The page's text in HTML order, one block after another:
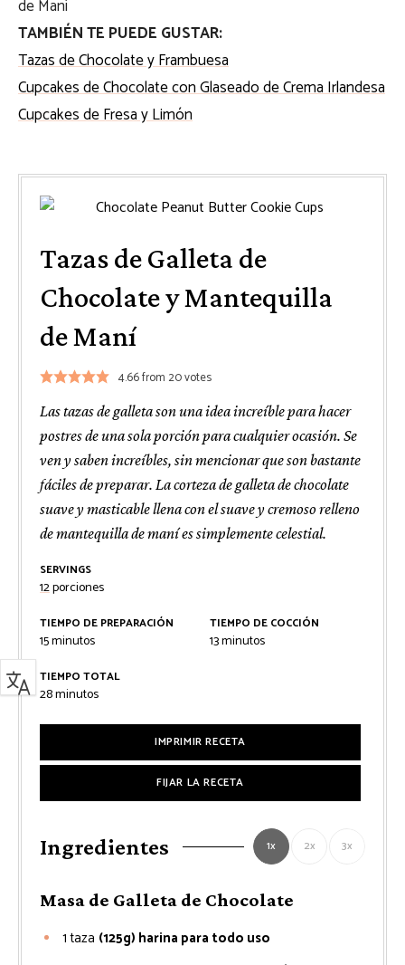
TAMBIÉN TE PUEDE GUSTAR:
Tazas de Chocolate y Frambuesa
Cupcakes de Chocolate con Glaseado de Crema Irlandesa
Cupcakes de Fresa y Limón
Tazas de Galleta de
Chocolate y Mantequilla
de Maní
4.66from 20votes
Las tazas de galleta son una idea increíble para hacer
postres de una sola porción para cualquier ocasión. Se
ven y saben increíbles, sin mencionar que son bastante
fáciles de preparar. La corteza de galleta de chocolate
suave y masticable llena con el suave y cremoso relleno
de mantequilla de maní es simplemente celestial.
SERVINGS
12porciones
TIEMPO DE PREPARACIÓN
15minutos
minutos
TIEMPO DE COCCIÓN
13minutos
minutos
TIEMPO TOTAL
28minutos
minutos
IMPRIMIR RECETA
FIJAR LA RECETA
Ingredientes 1x 2x 3x
Masa de Galleta de Chocolate
1 taza (125g) harina para todo uso